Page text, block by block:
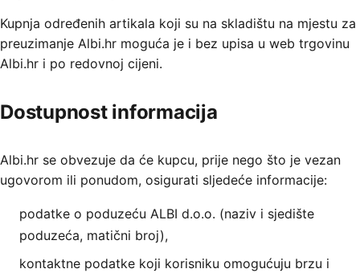
Kupnja određenih artikala koji su na skladištu na mjestu za
preuzimanje Albi.hr moguća je i bez upisa u web trgovinu
Albi.hr i po redovnoj cijeni.
Dostupnost informacija
Albi.hr se obvezuje da će kupcu, prije nego što je vezan
ugovorom ili ponudom, osigurati sljedeće informacije:
podatke o poduzeću ALBI d.o.o. (naziv i sjedište
poduzeća, matični broj),
kontaktne podatke koji korisniku omogućuju brzu i